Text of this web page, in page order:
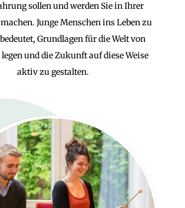
sollen und werden Sie in Ihrer
Junge Menschen ins Leben zu
Grundlagen für die Welt von
und die Zukunft auf diese Weise
aktiv zu gestalten.